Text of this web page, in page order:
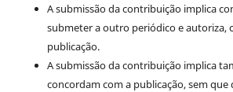
A submissão da contribuição implica
submeter a outro periódico e autoriza,
publicação.
A submissão da contribuição implica
concordam com a publicação, sem que